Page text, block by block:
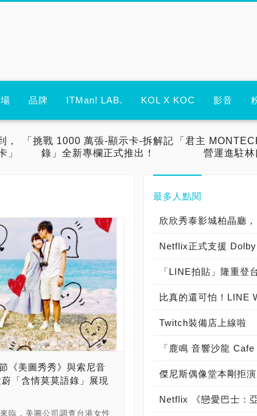
品牌 ITMan! LAB. KOL X KOC 影音
，
」
「挑戰 1000 萬張-顯示卡-拆解記
錄」全新專欄正式推出！
「君主
營運進駐林
《美圖秀秀》與索尼音
「含情莫莫語錄」展現
臨，美圖公司調查台港女性
最多人點閱
Twitch裝備店上線啦